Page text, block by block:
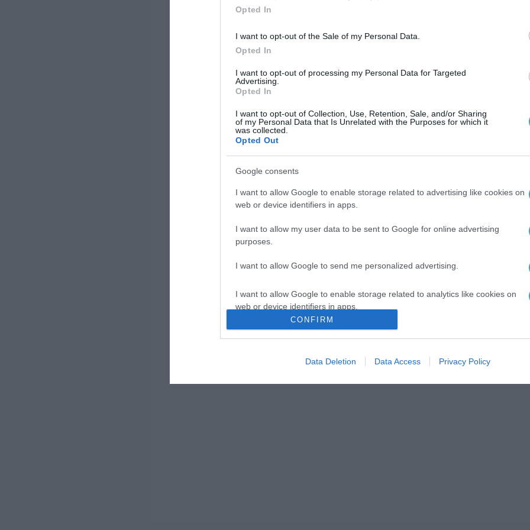
Opted In
I want to opt-out of the Sale of my Personal Data.
Opted In
I want to opt-out of processing my Personal Data for Targeted
Advertising.
Opted In
I want to opt-out of Collection, Use, Retention, Sale, and/or Sharing
of my Personal Data that Is Unrelated with the Purposes for which it
was collected.
Opted Out
Google consents
I want to allow Google to enable storage related to advertising like cookies on
web or device identifiers in apps.
I want to allow my user data to be sent to Google for online advertising
purposes.
I want to allow Google to send me personalized advertising.
I want to allow Google to enable storage related to analytics like cookies on
web or device identifiers in apps.
I want to allow Google to enable storage related to functionality of the website
I want to allow Google to enable storage related to personalization.
CONFIRM
Data Deletion Data Access Privacy Policy